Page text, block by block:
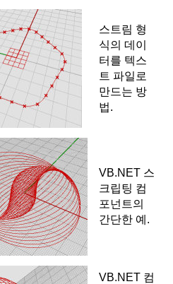
스트림 형
식의 데이
터를 텍스
트 파일로
만드는 방
법.
VB.NET 스
크립팅 컴
포넌트의
간단한 예.
VB.NET 컴